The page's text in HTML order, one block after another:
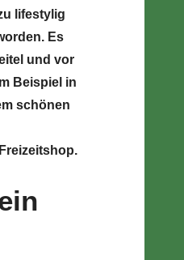
lifestylig
Es
und vor
Beispiel in
schönen